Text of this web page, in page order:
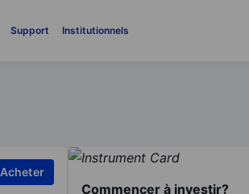
Support Institutionnels
Acheter
Commencer à investir?